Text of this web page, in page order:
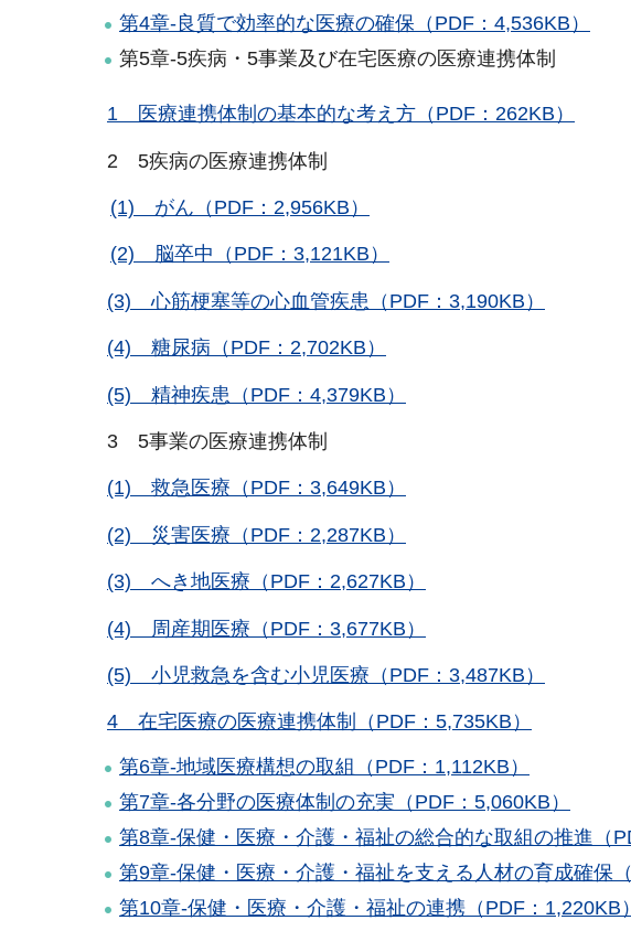
第4章-良質で効率的な医療の確保（PDF：4,536KB）
第5章-5疾病・5事業及び在宅医療の医療連携体制
1 医療連携体制の基本的な考え方（PDF：262KB）
2 5疾病の医療連携体制
(1) がん（PDF：2,956KB）
(2) 脳卒中（PDF：3,121KB）
(3) 心筋梗塞等の心血管疾患（PDF：3,190KB）
(4) 糖尿病（PDF：2,702KB）
(5) 精神疾患（PDF：4,379KB）
3 5事業の医療連携体制
(1) 救急医療（PDF：3,649KB）
(2) 災害医療（PDF：2,287KB）
(3) へき地医療（PDF：2,627KB）
(4) 周産期医療（PDF：3,677KB）
(5) 小児救急を含む小児医療（PDF：3,487KB）
4 在宅医療の医療連携体制（PDF：5,735KB）
第6章-地域医療構想の取組（PDF：1,112KB）
第7章-各分野の医療体制の充実（PDF：5,060KB）
第8章-保健・医療・介護・福祉の総合的な取組の推進（
第9章-保健・医療・介護・福祉を支える人材の育成確保
第10章-保健・医療・介護・福祉の連携（PDF：1,220KB）